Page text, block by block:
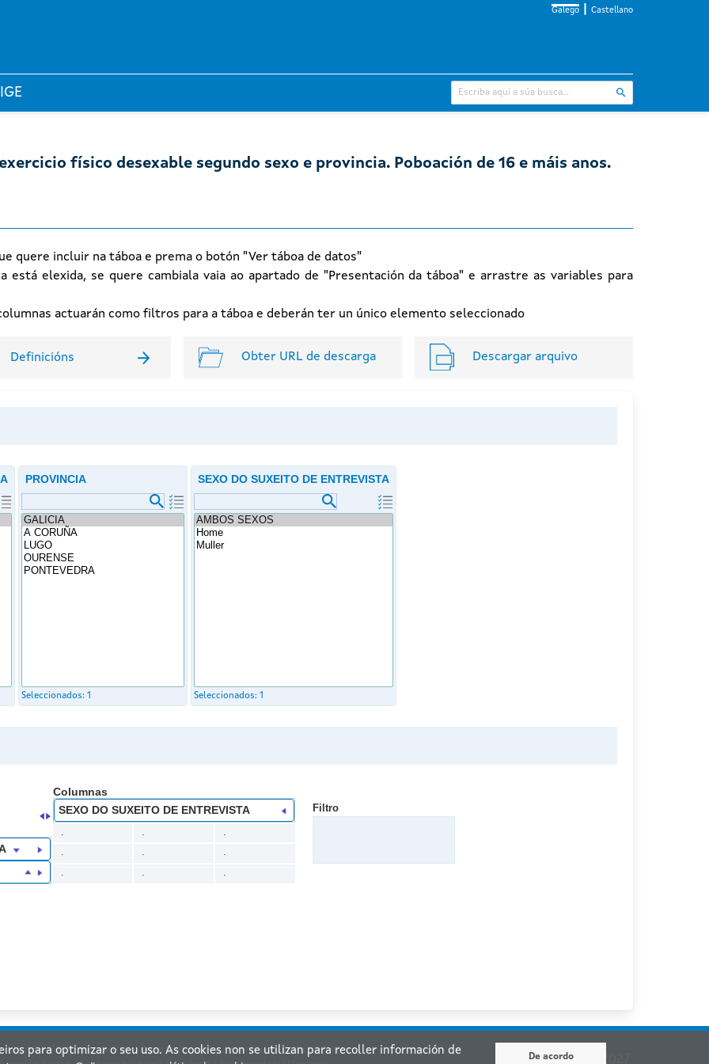
Galego Castellano
físico desexable segundo sexo e provincia. Poboación de 16 e máis anos.
quere incluir na táboa e prema o botón "Ver táboa de datos"
está elexida, se quere cambiala vaia ao apartado de "Presentación da táboa" e arrastre as variables para
actuarán como filtros para a táboa e deberán ter un único elemento seleccionado
Definicións Obter URL de descarga Descargar arquivo
PROVINCIA
Seleccionados: 1
SEXO DO SUXEITO DE ENTREVISTA
Seleccionados: 1
Columnas
SEXO DO SUXEITO DE ENTREVISTA
. .
.
.
.
.
.
. .
Filtro
de Galicia. Información mantida e publicada na internet pola Xunta de Galicia
para optimizar o seu uso. As cookies non se utilizan para recoller información de
De acordo